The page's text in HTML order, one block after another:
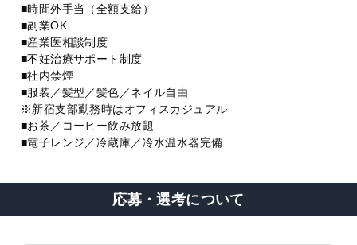
■時間外手当（全額支給）
■副業OK
■産業医相談制度
■不妊治療サポート制度
■社内禁煙
■服装／髪型／髪色／ネイル自由
※新宿支部勤務時はオフィスカジュアル
■お茶／コーヒー飲み放題
■電子レンジ／冷蔵庫／冷水温水器完備
応募・選考について